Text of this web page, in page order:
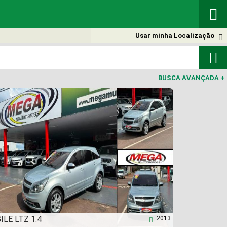


Usar minha Localização

BUSCA AVANÇADA +
LTZ 1.4 2013
